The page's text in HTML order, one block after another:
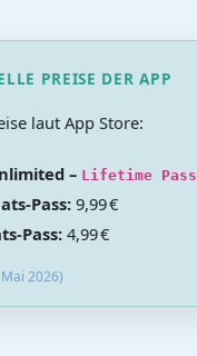
PREISE DER APP
laut App Store:
– Lifetime Pass
9,99 €
4,99 €
2026)